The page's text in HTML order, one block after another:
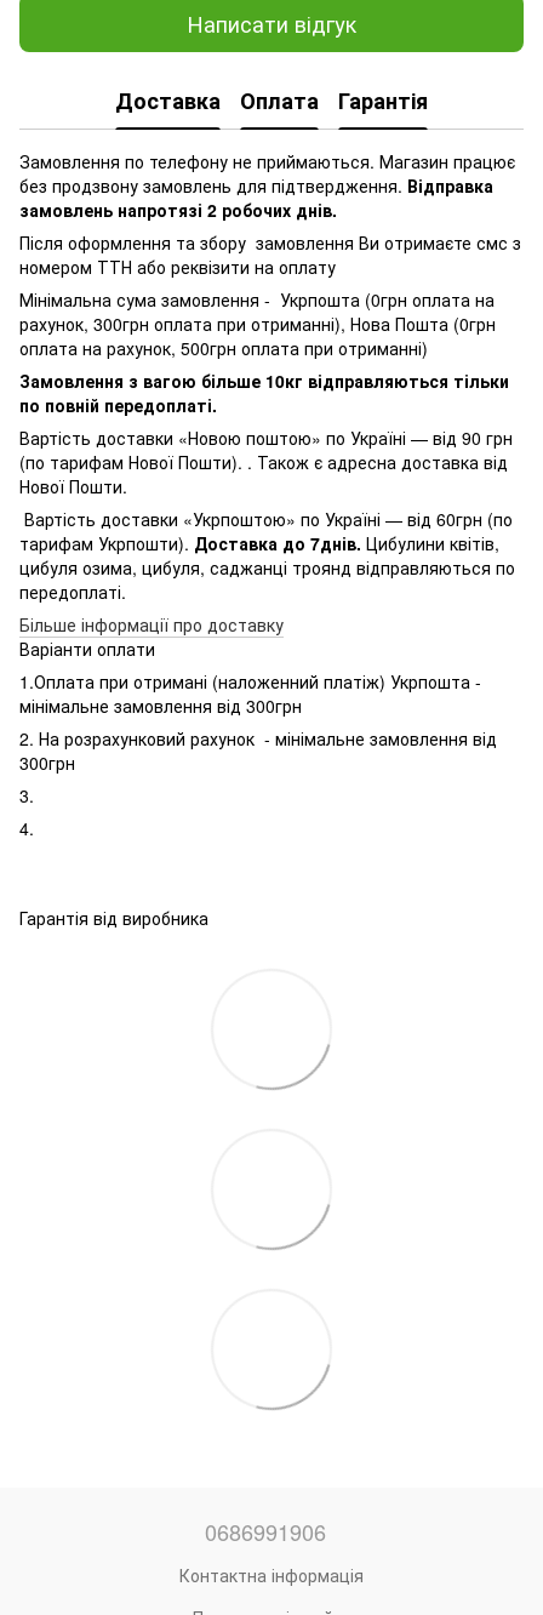
Написати відгук
Доставка Оплата Гарантія
Замовлення по телефону не приймаються. Магазин працює
без продзвону замовлень для підтвердження. Відправка
замовлень напротязі 2 робочих днів.
Після оформлення та збору замовлення Ви отримаєте смс з
номером ТТН або реквізити на оплату
Мінімальна сума замовлення - Укрпошта (0грн оплата на
рахунок, 300грн оплата при отриманні), Нова Пошта (0грн
оплата на рахунок, 500грн оплата при отриманні)
Замовлення з вагою більше 10кг відправляються тільки
по повній передоплаті.
Вартість доставки «Новою поштою» по Україні — від 90 грн
(по тарифам Нової Пошти). . Також є адресна доставка від
Нової Пошти.
Вартість доставки «Укрпоштою» по Україні — від 60грн (по
тарифам Укрпошти). Доставка до 7днів. Цибулини квітів,
цибуля озима, цибуля, саджанці троянд відправляються по
передоплаті.
Більше інформації про доставку
Варіанти оплати
1.Оплата при отримані (наложенний платіж) Укрпошта -
мінімальне замовлення від 300грн
2. На розрахунковий рахунок - мінімальне замовлення від
300грн
3.
4.
Гарантія від виробника
0686991906
Контактна інформація